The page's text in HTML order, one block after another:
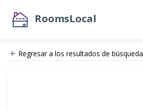
RoomsLocal
Regresar a los resultados de búsqueda